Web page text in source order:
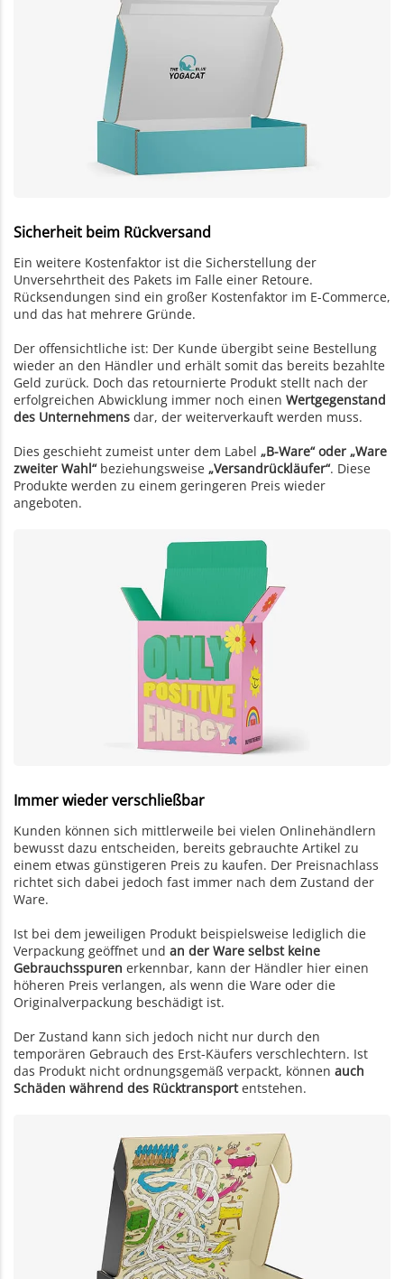
Sicherheit beim Rückversand
Ein weitere Kostenfaktor ist die Sicherstellung der
Unversehrtheit des Pakets im Falle einer Retoure.
Rücksendungen sind ein großer Kostenfaktor im E-Commerce,
und das hat mehrere Gründe.
Der offensichtliche ist: Der Kunde übergibt seine Bestellung
wieder an den Händler und erhält somit das bereits bezahlte
Geld zurück. Doch das retournierte Produkt stellt nach der
erfolgreichen Abwicklung immer noch einen Wertgegenstand
des Unternehmens dar, der weiterverkauft werden muss.
Dies geschieht zumeist unter dem Label „B-Ware“ oder „Ware
zweiter Wahl“ beziehungsweise „Versandrückläufer“. Diese
Produkte werden zu einem geringeren Preis wieder
angeboten.
Immer wieder verschließbar
Kunden können sich mittlerweile bei vielen Onlinehändlern
bewusst dazu entscheiden, bereits gebrauchte Artikel zu
einem etwas günstigeren Preis zu kaufen. Der Preisnachlass
richtet sich dabei jedoch fast immer nach dem Zustand der
Ware.
Ist bei dem jeweiligen Produkt beispielsweise lediglich die
Verpackung geöffnet und an der Ware selbst keine
Gebrauchsspuren erkennbar, kann der Händler hier einen
höheren Preis verlangen, als wenn die Ware oder die
Originalverpackung beschädigt ist.
Der Zustand kann sich jedoch nicht nur durch den
temporären Gebrauch des Erst-Käufers verschlechtern. Ist
das Produkt nicht ordnungsgemäß verpackt, können auch
Schäden während des Rücktransportentstehen.